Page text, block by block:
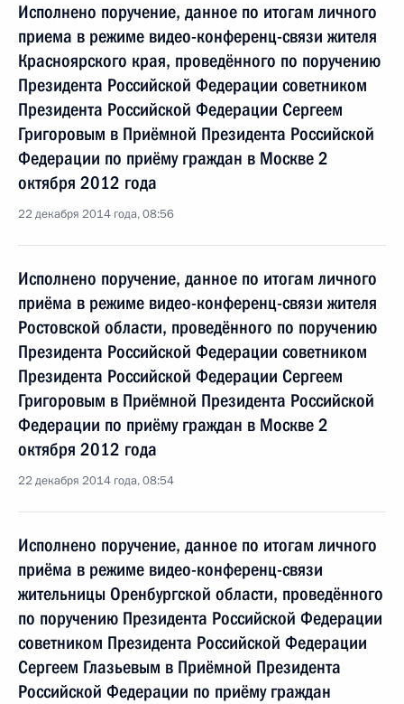
Исполнено поручение, данное по итогам личного
приема в режиме видео-конференц-связи жителя
Красноярского края, проведённого по поручению
Президента Российской Федерации советником
Президента Российской Федерации Сергеем
Григоровым в Приёмной Президента Российской
Федерации по приёму граждан в Москве 2
октября 2012 года
22 декабря 2014 года, 08:56
Исполнено поручение, данное по итогам личного
приёма в режиме видео-конференц-связи жителя
Ростовской области, проведённого по поручению
Президента Российской Федерации советником
Президента Российской Федерации Сергеем
Григоровым в Приёмной Президента Российской
Федерации по приёму граждан в Москве 2
октября 2012 года
22 декабря 2014 года, 08:54
Исполнено поручение, данное по итогам личного
приёма в режиме видео-конференц-связи
жительницы Оренбургской области, проведённого
по поручению Президента Российской Федерации
советником Президента Российской Федерации
Сергеем Глазьевым в Приёмной Президента
Российской Федерации по приёму граждан